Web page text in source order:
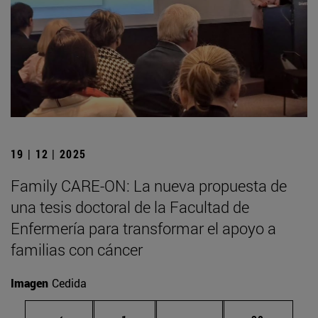
19 | 12 | 2025
Family CARE-ON: La nueva propuesta de
una tesis doctoral de la Facultad de
Enfermería para transformar el apoyo a
familias con cáncer
Imagen Cedida